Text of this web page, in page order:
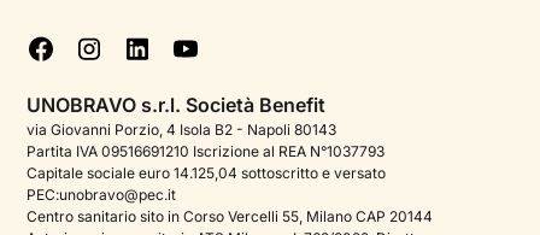
Podcast di psicologia
Corporate
Psicologo italiano all'estero
Cookie policy
Gestisci cookie
UNOBRAVO s.r.l. Società Benefit
via Giovanni Porzio, 4 Isola B2 - Napoli 80143
Partita IVA 09516691210 Iscrizione al REA N°1037793
Capitale sociale euro 14.125,04 sottoscritto e versato
PEC:unobravo@pec.it
Centro sanitario sito in Corso Vercelli 55, Milano CAP 20144